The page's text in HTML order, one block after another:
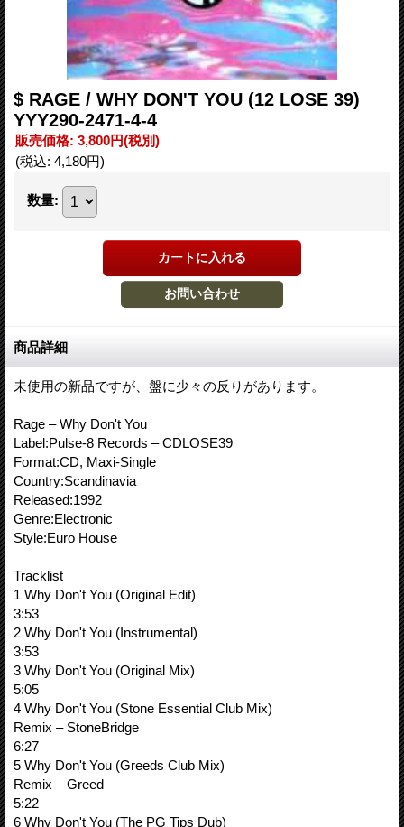
$ RAGE / WHY DON'T YOU (12 LOSE 39)
YYY290-2471-4-4
販売価格: 3,800円(税別)
(税込: 4,180円)
数量:
商品詳細
未使用の新品ですが、盤に少々の反りがあります。
Rage ‎– Why Don't You
Label:Pulse-8 Records ‎– CDLOSE39
Format:CD, Maxi-Single
Country:Scandinavia
Released:1992
Genre:Electronic
Style:Euro House
Tracklist
1 Why Don't You (Original Edit)
3:53
2 Why Don't You (Instrumental)
3:53
3 Why Don't You (Original Mix)
5:05
4 Why Don't You (Stone Essential Club Mix)
Remix – StoneBridge
6:27
5 Why Don't You (Greeds Club Mix)
Remix – Greed
5:22
6 Why Don't You (The PG Tips Dub)